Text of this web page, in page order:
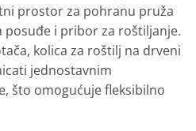
prostor za pohranu pruža
posuđe i pribor za roštiljanje.
kolica za roštilj na drveni
jednostavnim
što omogućuje fleksibilno